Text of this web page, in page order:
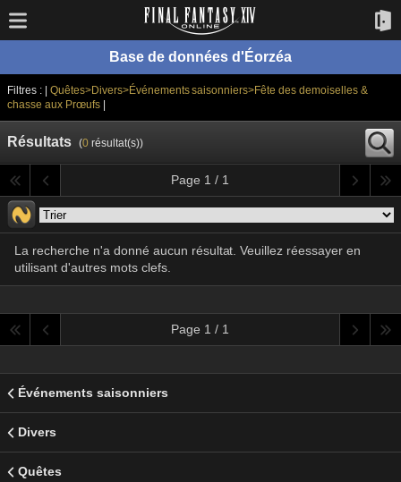
Base de données d'Éorzéa
Filtres : | Quêtes>Divers>Événements saisonniers>Fête des demoiselles &
chasse aux Prœufs|
Résultats (0résultat(s))
Page 1 / 1
La recherche n'a donné aucun résultat. Veuillez réessayer en
utilisant d'autres mots clefs.
Page 1 / 1
Événements saisonniers
Divers
Quêtes